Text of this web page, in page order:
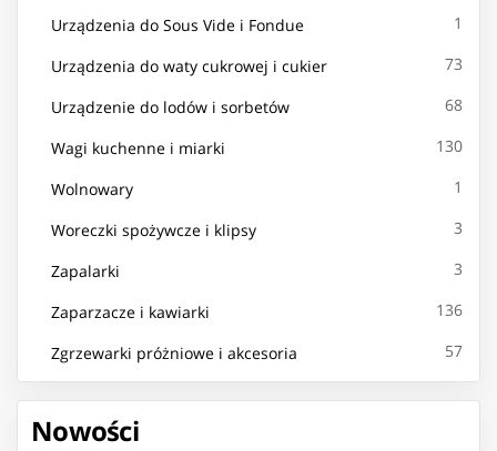
Urządzenia do Sous Vide i Fondue 1
Urządzenia do waty cukrowej i cukier 73
Urządzenie do lodów i sorbetów 68
Wagi kuchenne i miarki 130
Wolnowary 1
Woreczki spożywcze i klipsy 3
Zapalarki 3
Zaparzacze i kawiarki 136
Zgrzewarki próżniowe i akcesoria 57
Nowości